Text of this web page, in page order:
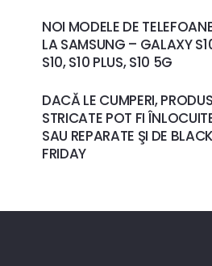
NOI MODELE DE
LA SAMSUNG – GALAXY
S10, S10 PLUS, S10 5G
DACĂ LE CUMPERI,
STRICATE POT FI
SAU REPARATE ŞI DE BLACK
FRIDAY